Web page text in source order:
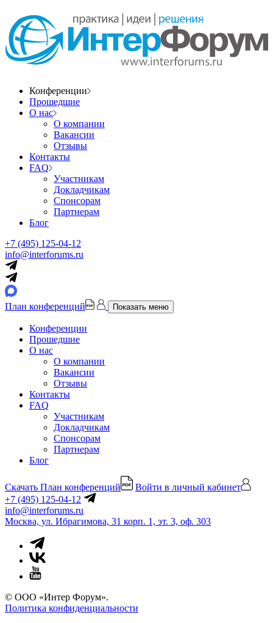
Конференции
Прошедшие
О нас
О компании
Вакансии
Отзывы
Контакты
FAQ
Участникам
Докладчикам
Спонсорам
Партнерам
Блог
+7 (495) 125-04-12
info@interforums.ru
План конференций Показать меню
Конференции
Прошедшие
О нас
О компании
Вакансии
Отзывы
Контакты
FAQ
Участникам
Докладчикам
Спонсорам
Партнерам
Блог
Скачать План конференций
Войти в личный кабинет
+7 (495) 125-04-12
info@interforums.ru
Москва, ул. Ибрагимова, 31 корп. 1, эт. 3, оф. 303
© ООО «Интер Форум».
Политика конфиденциальности